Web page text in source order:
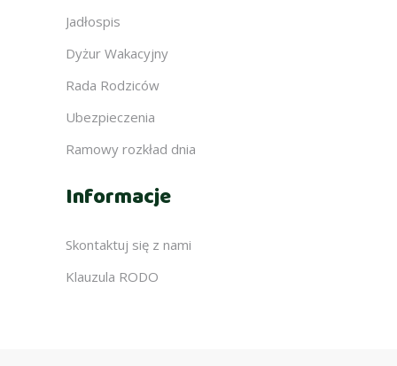
Jadłospis
Dyżur Wakacyjny
Rada Rodziców
Ubezpieczenia
Ramowy rozkład dnia
Informacje
Skontaktuj się z nami
Klauzula RODO